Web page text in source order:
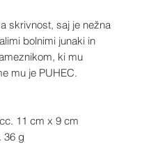
skrivnost, saj je nežna
bolnimi junaki in
ki mu
mu je PUHEC.
11 cm x 9 cm
36 g